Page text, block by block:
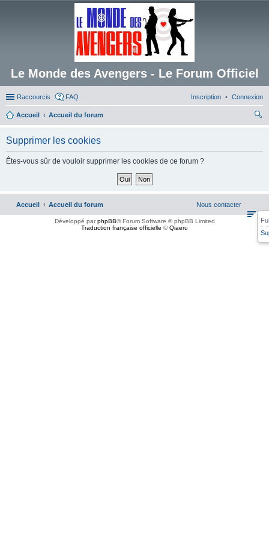
Le Monde des Avengers - Le Forum Officiel
Raccourcis FAQ Connexion
Inscription
Accueil
Accueil du forum
Supprimer les cookies
Êtes-vous sûr de vouloir supprimer les cookies de ce forum ?
Accueil Accueil du forum Nous contacter
Développé parphpBB® Forum Software © phpBB Limited
Traduction française officielle ©Qiaeru